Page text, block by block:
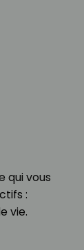
qui vous
:
vie.